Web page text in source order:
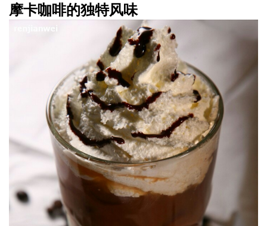
摩卡咖啡的独特风味